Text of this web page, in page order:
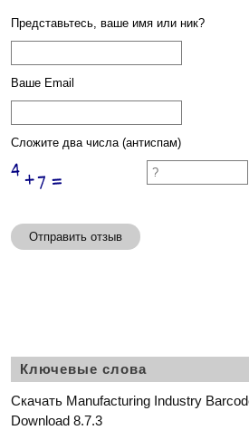
Представьтесь, ваше имя или ник?
Ваше Email
Сложите два числа (антиспам)
Отправить отзыв
Ключевые слова
Скачать Manufacturing Industry
Download 8.7.3